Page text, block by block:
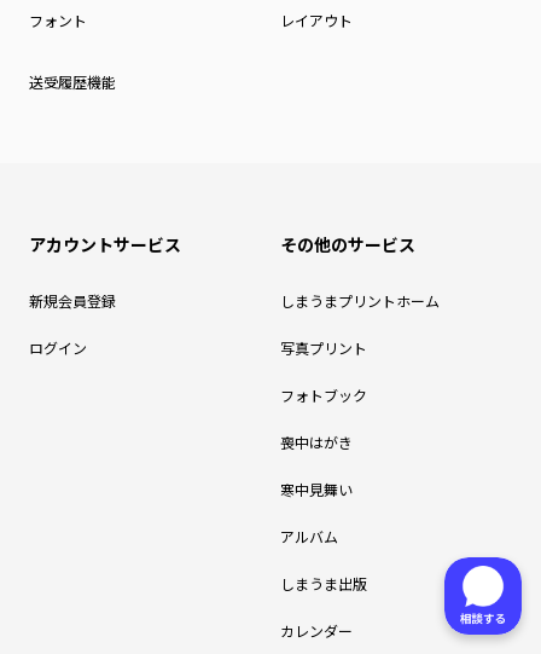
フォント レイアウト
送受履歴機能
アカウントサービス
新規会員登録
ログイン
その他のサービス
しまうまプリントホーム
写真プリント
フォトブック
喪中はがき
寒中見舞い
アルバム
しまうま出版
カレンダー